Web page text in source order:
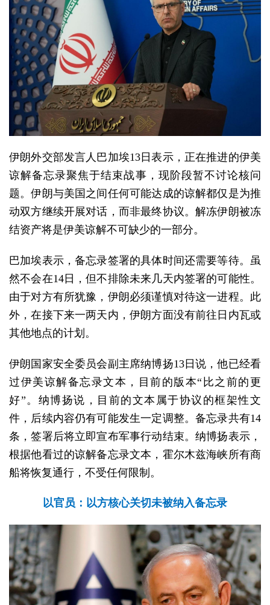
伊朗外交部发言人巴加埃13日表示，正在推进的伊美
谅解备忘录聚焦于结束战事，现阶段暂不讨论核问
题。伊朗与美国之间任何可能达成的谅解都仅是为推
动双方继续开展对话，而非最终协议。解冻伊朗被冻
结资产将是伊美谅解不可缺少的一部分。
巴加埃表示，备忘录签署的具体时间还需要等待。虽
然不会在14日，但不排除未来几天内签署的可能性。
由于对方有所犹豫，伊朗必须谨慎对待这一进程。此
外，在接下来一两天内，伊朗方面没有前往日内瓦或
其他地点的计划。
伊朗国家安全委员会副主席纳博扬13日说，他已经看
过伊美谅解备忘录文本，目前的版本“比之前的更
好”。纳博扬说，目前的文本属于协议的框架性文
件，后续内容仍有可能发生一定调整。备忘录共有14
条，签署后将立即宣布军事行动结束。纳博扬表示，
根据他看过的谅解备忘录文本，霍尔木兹海峡所有商
船将恢复通行，不受任何限制。
以官员：以方核心关切未被纳入备忘录